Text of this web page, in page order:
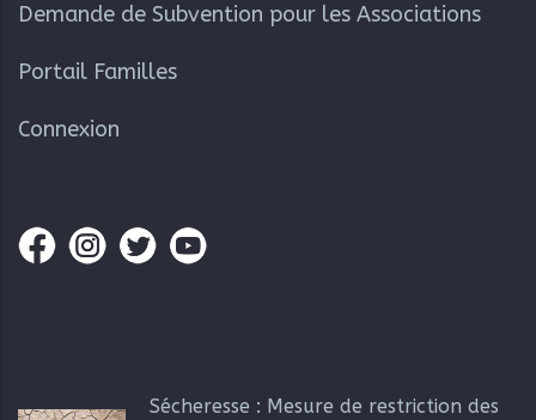
Demande de Subvention pour les Associations
Portail Familles
Connexion
Sécheresse : Mesure de restriction des